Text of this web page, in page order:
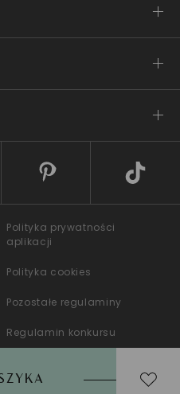
Polityka prywatności
aplikacji
Polityka cookies
Pozostałe regulaminy
Regulamin konkursu